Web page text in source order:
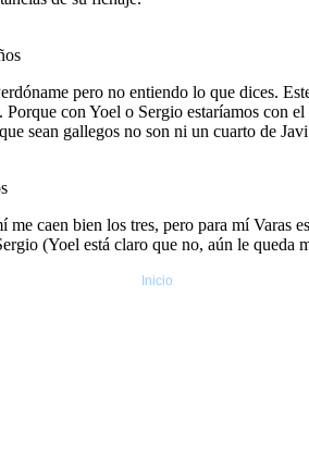
Inicio